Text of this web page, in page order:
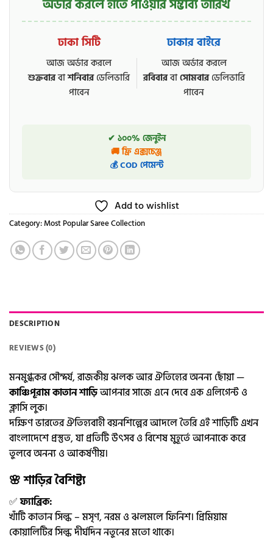
অর্ডার করলে হাতে পাওয়ার সম্ভাব্য তারিখ
ঢাকা সিটি
আজ অর্ডার করলে
শুক্রবারবাশনিবারডেলিভারি
পাবেন
ঢাকার বাইরে
আজ অর্ডার করলে
রবিবারবাসোমবারডেলিভারি
পাবেন
✔ ১০০% জেনুইন
🚚 ফ্রি এক্সচেঞ্জ
💰 COD পেমেন্ট
Add to wishlist
Category:Most Popular Saree Collection
DESCRIPTION
REVIEWS (0)
মনমুগ্ধকর সৌন্দর্য, রাজকীয় ঝলক আর ঐতিহ্যের অনন্য ছোঁয়া —
কাঞ্চিপূরাম কাতান শাড়িআপনার সাজে এনে দেবে এক এলিগেন্ট ও
ক্লাসি লুক।
দক্ষিণ ভারতের ঐতিহ্যবাহী বয়নশিল্পের আদলে তৈরি এই শাড়িটি এখন
বাংলাদেশে প্রস্তুত, যা প্রতিটি উৎসব ও বিশেষ মুহূর্তে আপনাকে করে
তুলবে অনন্য ও আকর্ষণীয়।
🌸 শাড়ির বৈশিষ্ট্য
✅ফ্যাব্রিক:
খাঁটি কাতান সিল্ক – মসৃণ, নরম ও ঝলমলে ফিনিশ। প্রিমিয়াম
কোয়ালিটির সিল্ক দীর্ঘদিন নতুনের মতো থাকে।